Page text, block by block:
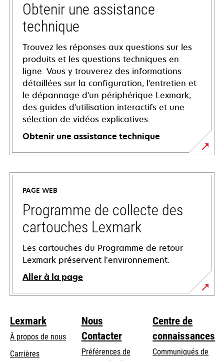
Obtenir une assistance
technique
Trouvez les réponses aux questions sur les
produits et les questions techniques en
ligne. Vous y trouverez des informations
détaillées sur la configuration, l'entretien et
le dépannage d'un périphérique Lexmark,
des guides d'utilisation interactifs et une
sélection de vidéos explicatives.
Obtenir une assistance technique
s’ouvre
dans
nouvel
onglet
PAGE WEB
Programme de collecte des
cartouches Lexmark
Les cartouches du Programme de retour
Lexmark préservent l’environnement.
Aller à la page
Lexmark
À propos de nous
Carrières
Nous
Contacter
Préférences de
Centre de
connaissances
Communiqués de